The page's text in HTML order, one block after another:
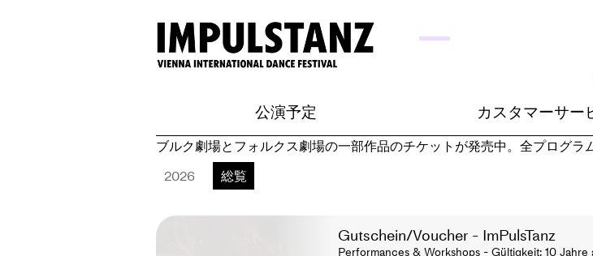
公演予定 カスタマーサー
ブルク劇場とフォルクス劇場の一部作品のチケットが発売中。全プログラ
2026
総覧
Gutschein/Voucher - ImPulsTanz
Performances & Workshops - Gültigkeit: 10 Jahre